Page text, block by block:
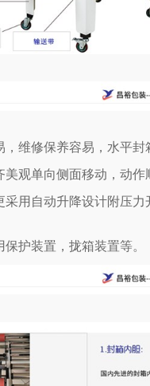
，维修保养容易，水平封
美观单向侧面移动，动作
采用自动升降设计附压力
保护装置，拢箱装置等。